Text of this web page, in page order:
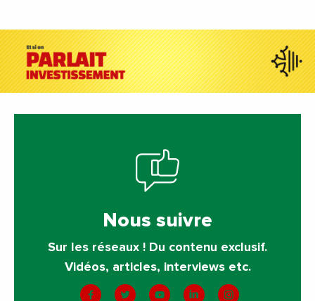
Nous suivre
Sur les réseaux ! Du contenu exclusif.
Vidéos, articles, interviews etc.